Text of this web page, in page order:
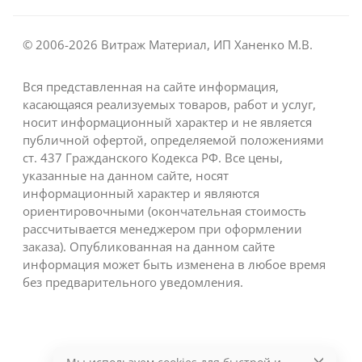
© 2006-2026 Витраж Материал, ИП Ханенко М.В.
Вся представленная на сайте информация,
касающаяся реализуемых товаров, работ и услуг,
носит информационный характер и не является
публичной офертой, определяемой положениями
ст. 437 Гражданского Кодекса РФ. Все цены,
указанные на данном сайте, носят
информационный характер и являются
ориентировочными (окончательная стоимость
рассчитывается менеджером при оформлении
заказа). Опубликованная на данном сайте
информация может быть изменена в любое время
без предварительного уведомления.